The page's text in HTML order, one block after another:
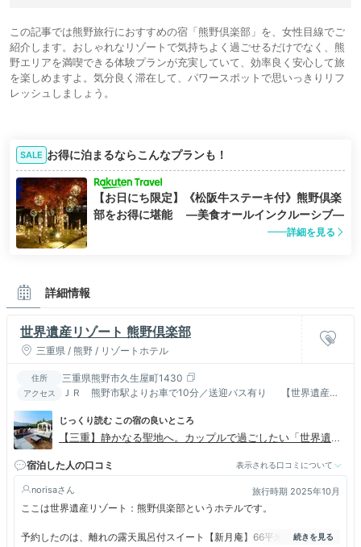
この記事では熊野旅行におすすめの宿「熊野倶楽部」を、女性目線でご
紹介します。おしゃれなリゾートで気持ちよく過ごせるだけでなく、熊
野エリアを満喫できる体験プランが充実していて、効率良く安心して旅
を楽しめますよ。気分良く滞在して、パワースポットで思いっきりリフ
レッシュしましょう。
SALE お得に泊まるならこんなプランも！
【お日にち限定】《松阪牛ステーキ付》熊野倶楽
部をお得に堪能 ―美食オールインクルーシブ―
詳細を見る
詳細情報
世界遺産リゾート 熊野倶楽部
三重県 / 熊野 / リゾートホテル
住所 三重県熊野市久生屋町1430
アクセス
ＪＲ 熊野市駅よりお車で10分／送迎バス有り 【世界遺産・
じっくり読む この宿の良いところ
【三重】静かなる聖地へ。カップルで過ごしたい「世界遺産
宿泊した人の口コミ 表示される口コミについて
norisa 旅行時期 2025年10月
ここは世界遺産リゾート：熊野倶楽部というホテルです。
予約したのは、離れの露天風呂付スイート【新月庵】66平米です。